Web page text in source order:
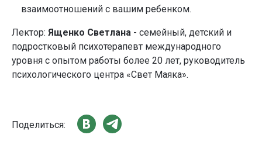
взаимоотношений с вашим ребенком.
Лектор: Ященко Светлана - семейный, детский и
подростковый психотерапевт международного
уровня с опытом работы более 20 лет, руководитель
психологического центра «Свет Маяка».
Поделиться: